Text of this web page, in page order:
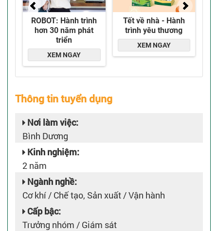
Thông tin tuyển dụng
Nơi làm việc:
Bình Dương
Kinh nghiệm:
2 năm
Ngành nghề:
Cơ khí / Chế tạo, Sản xuất / Vận hành
Cấp bậc:
Trưởng nhóm / Giám sát